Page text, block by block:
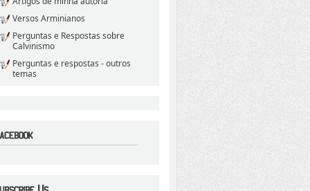
Versos Arminianos
Perguntas e Respostas sobre
Calvinismo
Perguntas e respostas - outros
temas